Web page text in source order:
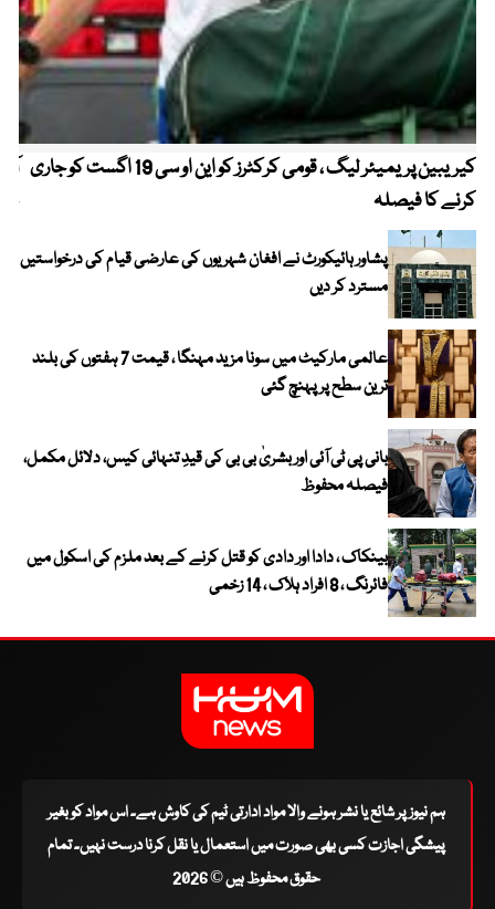
کیریبین پریمیئر لیگ ، قومی کرکٹرز کو این او سی 19 اگست کو جاری
کرنے کا فیصلہ
پشاور ہائیکورٹ نے افغان شہریوں کی عارضی قیام کی درخواستیں
مسترد کر دیں
عالمی مارکیٹ میں سونا مزید مہنگا ، قیمت 7 ہفتوں کی بلند
ترین سطح پر پہنچ گئی
بانی پی ٹی آئی اور بشریٰ بی بی کی قیدِ تنہائی کیس، دلائل مکمل،
فیصلہ محفوظ
بینکاک ، دادا اور دادی کو قتل کرنے کے بعد ملزم کی اسکول میں
فائرنگ ، 8 افراد ہلاک ، 14 زخمی
ہم نیوز پر شائع یا نشر ہونے والا مواد ادارتی ٹیم کی کاوش ہے۔ اس مواد کو بغیر
پیشگی اجازت کسی بھی صورت میں استعمال یا نقل کرنا درست نہیں۔ تمام
حقوق محفوظ ہیں © 2026